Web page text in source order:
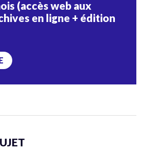
(accès web aux
en ligne + édition